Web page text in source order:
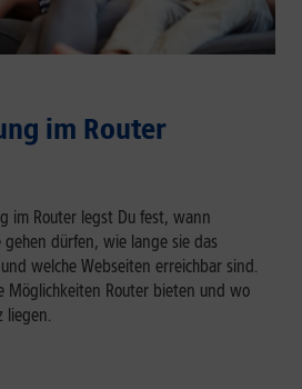
im Router
im Router legst Du fest, wann
dürfen, wie lange sie das
welche Webseiten erreichbar sind.
Möglichkeiten Router bieten und wo
liegen.